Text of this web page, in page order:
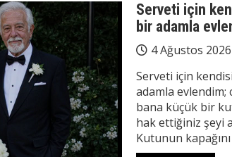
Serveti için
bir adamla
4 Ağustos 2026
Serveti için
adamla evlendim;
bana küçük bir
hak ettiğiniz şeyi
Kutunun